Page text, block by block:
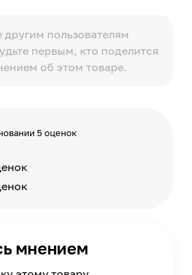
другим пользователям
первым, кто поделится
об этом товаре.
5 оценок
мнением